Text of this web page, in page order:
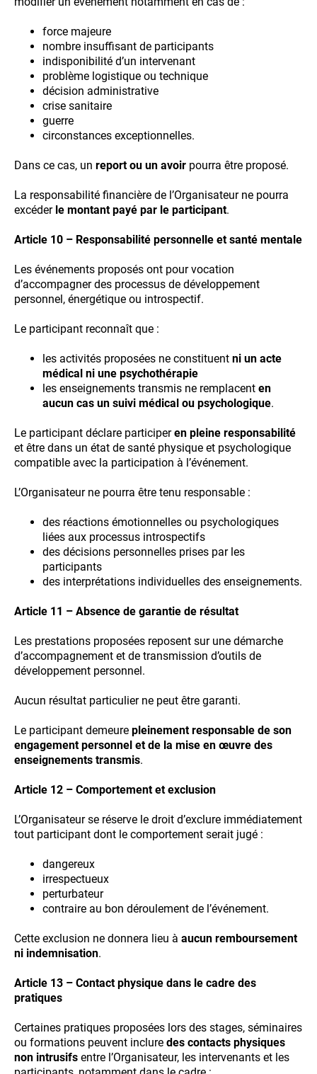
force majeure
nombre insuffisant de participants
indisponibilité d’un intervenant
problème logistique ou technique
décision administrative
crise sanitaire
guerre
circonstances exceptionnelles.
Dans ce cas, un report ou un avoir pourra être proposé.
La responsabilité financière de l’Organisateur ne pourra
excéder le montant payé par le participant.
Article 10 – Responsabilité personnelle et santé mentale
Les événements proposés ont pour vocation
d’accompagner des processus de développement
personnel, énergétique ou introspectif.
Le participant reconnaît que :
les activités proposées ne constituent ni un acte
médical ni une psychothérapie
les enseignements transmis ne remplacent en
aucun cas un suivi médical ou psychologique.
Le participant déclare participeren pleine responsabilité
et être dans un état de santé physique et psychologique
compatible avec la participation à l’événement.
L’Organisateur ne pourra être tenu responsable :
des réactions émotionnelles ou psychologiques
liées aux processus introspectifs
des décisions personnelles prises par les
participants
des interprétations individuelles des enseignements.
Article 11 – Absence de garantie de résultat
Les prestations proposées reposent sur une démarche
d’accompagnement et de transmission d’outils de
développement personnel.
Aucun résultat particulier ne peut être garanti.
Le participant demeure pleinement responsable de son
engagement personnel et de la mise en œuvre des
enseignements transmis.
Article 12 – Comportement et exclusion
L’Organisateur se réserve le droit d’exclure immédiatement
tout participant dont le comportement serait jugé :
dangereux
irrespectueux
perturbateur
contraire au bon déroulement de l’événement.
Cette exclusion ne donnera lieu à aucun remboursement
ni indemnisation.
Article 13 – Contact physique dans le cadre des
pratiques
Certaines pratiques proposées lors des stages, séminaires
ou formations peuvent inclure des contacts physiques
non intrusifs entre l’Organisateur, les intervenants et les